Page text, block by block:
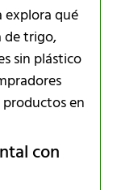
explora qué
de trigo,
sin plástico
en
con